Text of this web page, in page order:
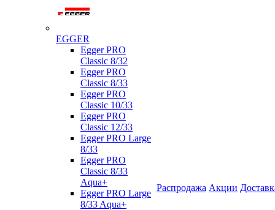
EGGER
Egger PRO
Classic 8/32
Egger PRO
Classic 8/33
Egger PRO
Classic 10/33
Egger PRO
Classic 12/33
Egger PRO Large
8/33
Egger PRO
Classic 8/33
Aqua+
Egger PRO Large
8/33 Aqua+
Распродажа Акции